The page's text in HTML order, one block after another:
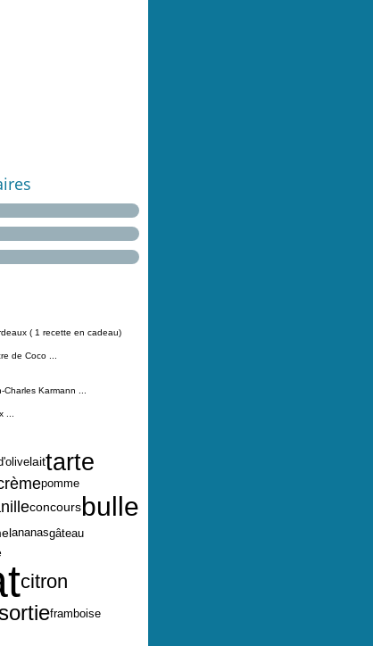
( 1 recette en cadeau)
de Coco ...
Karmann ...
...
laittarte
pomme
concoursbulle
ananasgâteau
citron
sortieframboise